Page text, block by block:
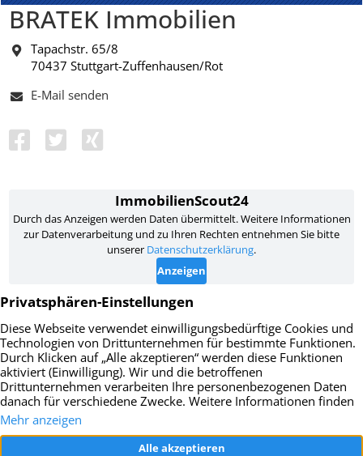
BRATEK Immobilien
Tapachstr. 65/8
70437 Stuttgart-Zuffenhausen/Rot
E-Mail senden
Impressum Datenschutz
AGB
Widerrufsbelehrung
Vertrag widerrufen